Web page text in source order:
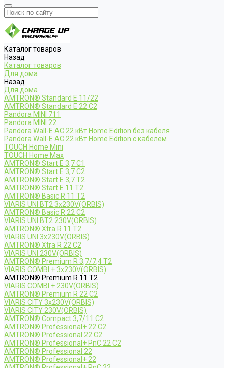
Каталог товаров
Назад
Каталог товаров
Для дома
Назад
Для дома
AMTRON® Standard E 11/22
AMTRON® Standard E 22 C2
Pandora MINI 711
Pandora MINI 22
Pandora Wall-E AC 22 кВт Home Edition без кабеля
Pandora Wall-E AC 22 кВт Home Edition с кабелем
TOUCH Home Mini
TOUCH Home Max
AMTRON® Start E 3,7 C1
AMTRON® Start E 3,7 C2
AMTRON® Start E 3,7 T2
AMTRON® Start E 11 T2
AMTRON® Basic R 11 T2
VIARIS UNI BT2 3x230V(ORBIS)
AMTRON® Basic R 22 C2
VIARIS UNI BT2 230V(ORBIS)
AMTRON® Xtra R 11 T2
VIARIS UNI 3x230V(ORBIS)
AMTRON® Xtra R 22 C2
VIARIS UNI 230V(ORBIS)
AMTRON® Premium R 3,7/7,4 T2
VIARIS COMBI + 3x230V(ORBIS)
AMTRON® Premium R 11 T2
VIARIS COMBI + 230V(ORBIS)
AMTRON® Premium R 22 C2
VIARIS CITY 3x230V(ORBIS)
VIARIS CITY 230V(ORBIS)
AMTRON® Compact 3,7/11 C2
AMTRON® Professional+ 22 C2
AMTRON® Professional 22 C2
AMTRON® Professional+ PnC 22 C2
AMTRON® Professional 22
AMTRON® Professional+ 22